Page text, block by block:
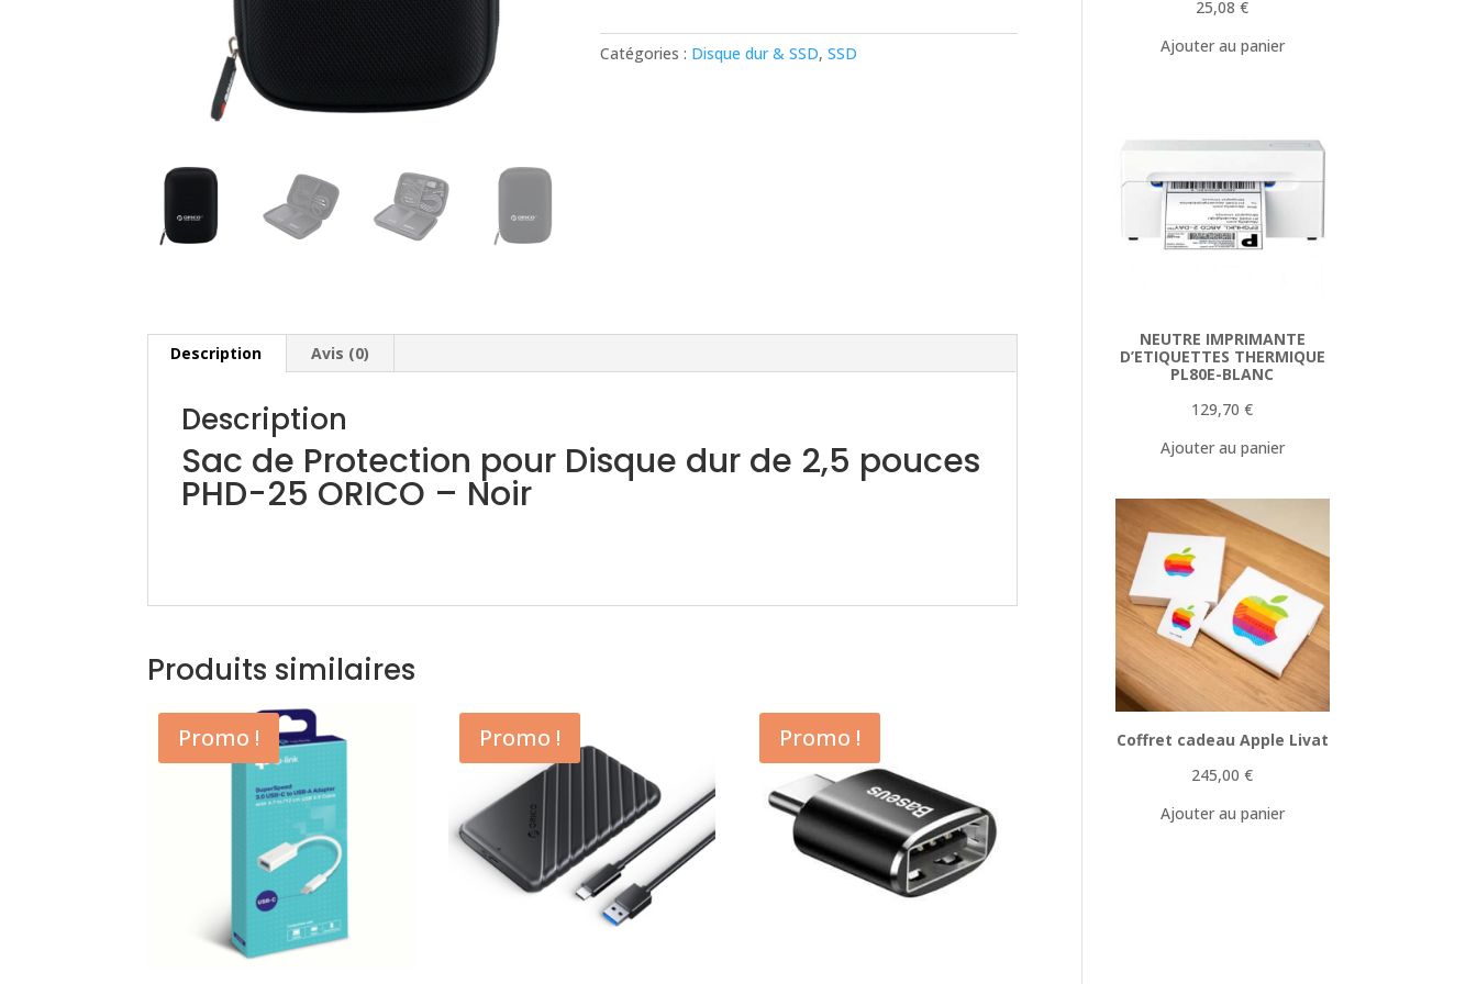
Protection
Catégories : Disque dur & SSD,SSD
Description Avis (0)
Description
Sac de Protection pour Disque dur de 2,5 pouces
PHD-25 ORICO – Noir
Produits similaires
Promo ! Promo ! Promo !
25,08€
Ajouter au panier
NEUTRE IMPRIMANTE
D’ETIQUETTES THERMIQUE
PL80E-BLANC
129,70€
Ajouter au panier
Coffret cadeau Apple Livat
245,00€
Ajouter au panier